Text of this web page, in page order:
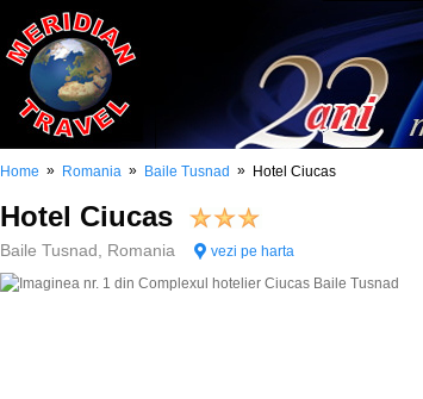
Home » Romania » Baile Tusnad » Hotel Ciucas
Hotel Ciucas
Baile Tusnad, Romania vezi pe harta